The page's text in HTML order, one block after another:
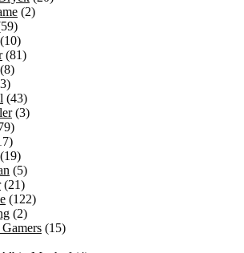
(2)
(10)
(81)
(8)
(43)
(3)
(19)
(5)
(21)
(122)
(2)
(15)